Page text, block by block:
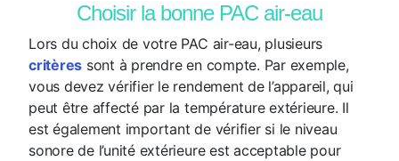
Choisir la bonne PAC air-eau
Lors du choix de votre PAC air-eau, plusieurs
critères sont à prendre en compte. Par exemple,
vous devez vérifier le rendement de l’appareil, qui
peut être affecté par la température extérieure. Il
est également important de vérifier si le niveau
sonore de l’unité extérieure est acceptable pour